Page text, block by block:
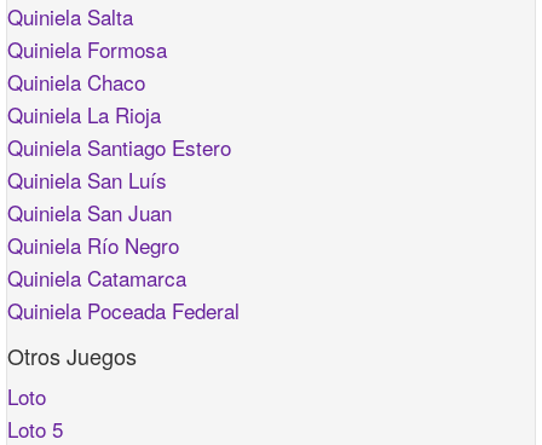
Quiniela Salta
Quiniela Formosa
Quiniela Chaco
Quiniela La Rioja
Quiniela Santiago Estero
Quiniela San Luís
Quiniela San Juan
Quiniela Río Negro
Quiniela Catamarca
Quiniela Poceada Federal
Otros Juegos
Loto
Loto 5